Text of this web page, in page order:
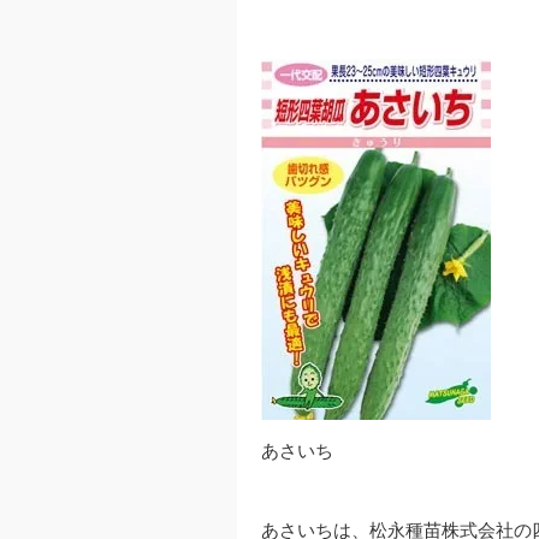
あさいち
あさいちは、松永種苗株式会社の